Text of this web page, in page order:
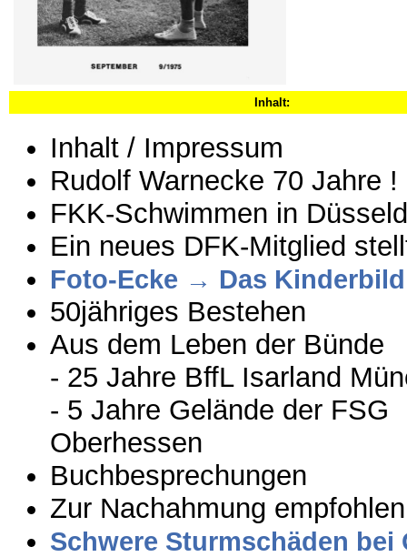
Inhalt:
Inhalt / Impressum
Rudolf Warnecke 70 Jahre !
FKK-Schwimmen in
Ein neues DFK-Mitglied
Foto-Ecke → Das Kinderbild
50jähriges Bestehen
Aus dem Leben der Bünde
- 25 Jahre BffL Isarland
- 5 Jahre Gelände der FSG
Oberhessen
Buchbesprechungen
Zur Nachahmung empfohlen
Schwere Sturmschäden bei